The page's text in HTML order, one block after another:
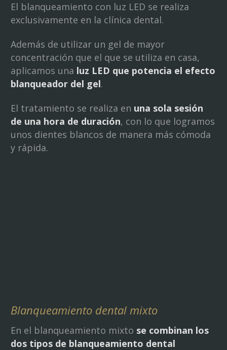
El blanqueamiento con luz LED se realiza
exclusivamente en la clínica dental.
Además de utilizar un gel de mayor
concentración que el que se utiliza en casa,
aplicamos una luz LED que potencia el efecto
blanqueador del gel.
El tratamiento se realiza en una sola sesión
de una hora de duración, con lo que logramos
unos dientes blancos de manera más cómoda
y rápida.
Blanqueamiento dental mixto
En el blanqueamiento mixto se combinan los
dos tipos de blanqueamiento dental